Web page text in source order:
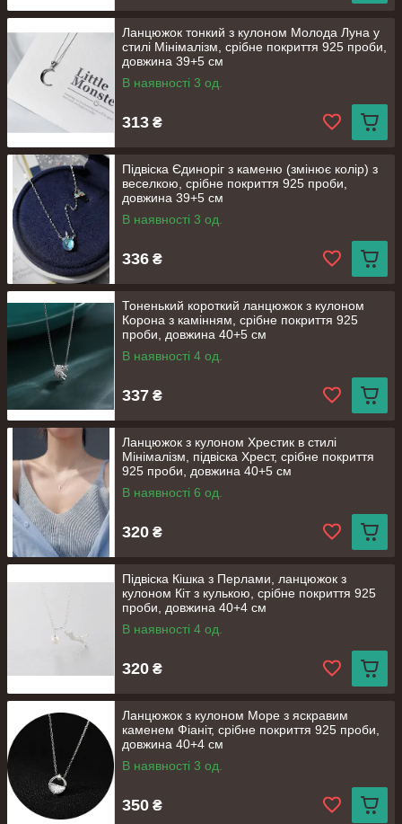
Ланцюжок тонкий з кулоном Молода Луна у
стилі Мінімалізм, срібне покриття 925 проби,
довжина 39+5 см
В наявності 3 од.
313 ₴
Підвіска Єдиноріг з каменю (змінює колір) з
веселкою, срібне покриття 925 проби,
довжина 39+5 см
В наявності 3 од.
336 ₴
Тоненький короткий ланцюжок з кулоном
Корона з камінням, срібне покриття 925
проби, довжина 40+5 см
В наявності 4 од.
337 ₴
Ланцюжок з кулоном Хрестик в стилі
Мінімалізм, підвіска Хрест, срібне покриття
925 проби, довжина 40+5 см
В наявності 6 од.
320 ₴
Підвіска Кішка з Перлами, ланцюжок з
кулоном Кіт з кулькою, срібне покриття 925
проби, довжина 40+4 см
В наявності 4 од.
320 ₴
Ланцюжок з кулоном Море з яскравим
каменем Фіаніт, срібне покриття 925 проби,
довжина 40+4 см
В наявності 3 од.
350 ₴